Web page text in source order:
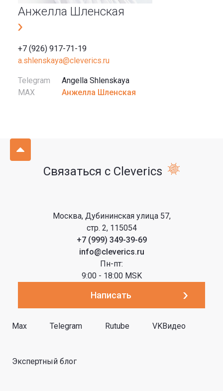
Анжелла Шленская
+7 (926) 917-71-19
a.shlenskaya@cleverics.ru
Telegram
Angella Shlenskaya
MAX
Анжелла Шленская
Связаться с Cleverics
Москва, Дубининская улица 57,
стр. 2, 115054
+7 (999) 349-39-69
info@cleverics.ru
Пн-пт:
9:00 - 18:00 MSK
Написать
Max Telegram Rutube VKВидео
Экспертный блог